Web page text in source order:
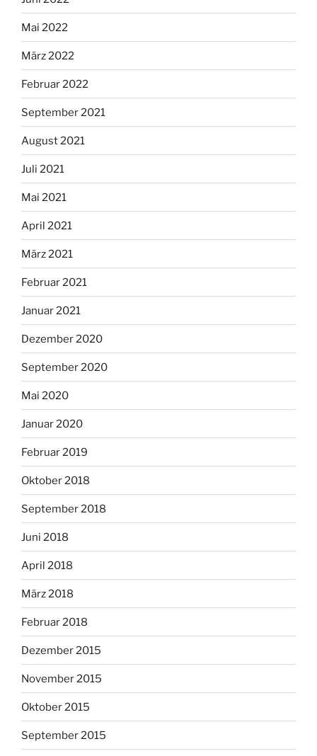
Mai 2022
März 2022
Februar 2022
September 2021
August 2021
Juli 2021
Mai 2021
April 2021
März 2021
Februar 2021
Januar 2021
Dezember 2020
September 2020
Mai 2020
Januar 2020
Februar 2019
Oktober 2018
September 2018
Juni 2018
April 2018
März 2018
Februar 2018
Dezember 2015
November 2015
Oktober 2015
September 2015